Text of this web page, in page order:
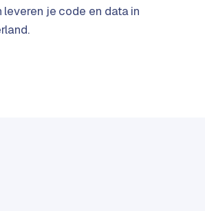
je code en data in